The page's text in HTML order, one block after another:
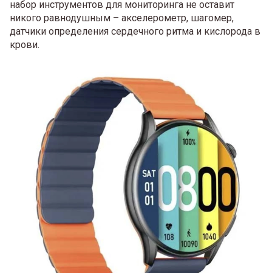
набор инструментов для мониторинга не оставит
никого равнодушным – акселерометр, шагомер,
датчики определения сердечного ритма и кислорода в
крови.